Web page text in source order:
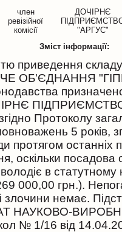
член
ревізійної
комісії
ДОЧІРНЄ
"АРГУС"
Зміст інформації:
приведення
ОБ'ЄДНАННЯ
Протоколу
5 років,
протягом останніх
оскiльки
в
000,00 грн.).
злочини немає.
НАУКОВО-
№ 1/16 вiд